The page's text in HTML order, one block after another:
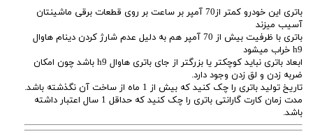
باتری این خودرو کمتر از70 آمپر بر ساعت بر روی قطعات برقی ماشینتان
آسیب میزند
باتری با ظرفیت بیش از 70 آمپر هم به دلیل عدم شارژ کردن دینام هاوال
h9 خراب میشود
ابعاد باتری نباید کوچکتر یا بزرگتر از جای باتری هاوال h9 باشد چون امکان
ضربه زدن و لق زدن وجود دارد.
تاریخ تولید باتری را چک کنید که بیش از 1 ماه از ساخت آن نگذشته باشد.
مدت زمان کارت گارانتی باتری را چک کنید که حداقل 1 سال اعتبار داشته
باشد.